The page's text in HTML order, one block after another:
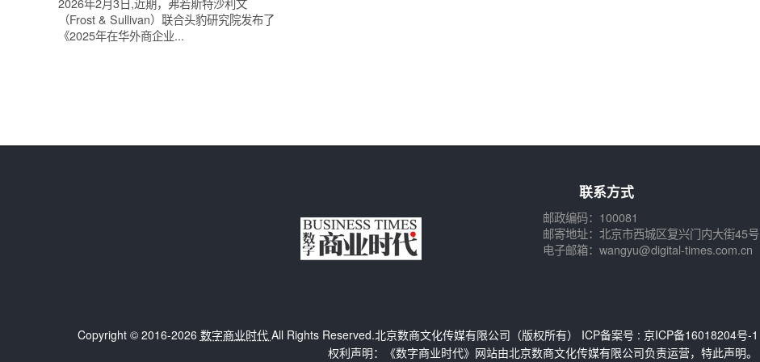
（Frost & Sullivan）联合头豹研究院发布了
《2025年在华外商企业...
联系方式
邮政编码：100081
邮寄地址：北京市西城区复兴门内大街45号
电子邮箱：wangyu@digital-times.com.cn
Copyright © 2016-2026 数字商业时代 All Rights Reserved.北京数商文化传媒有限公司（版权所有） ICP备案号 : 京ICP备16018204号-1
权利声明：《数字商业时代》网站由北京数商文化传媒有限公司负责运营，特此声明。